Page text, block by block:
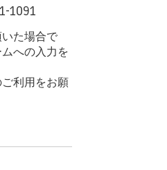
1091
た場合で
への入力を
利用をお願